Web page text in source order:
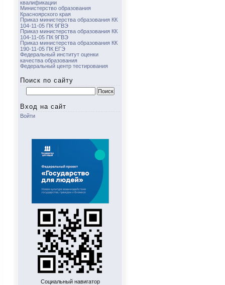
квалификации
Министерство образования
Красноярского края
Приказ министерства образования КК
104-11-05 ПК 9ГВЭ
Приказ министерства образования КК
104-11-05 ПК 9ГВЭ
Приказ министерства образования КК
190-11-05 ПК ЕГЭ
Федеральный институт оценки
качества образования
Федеральный центр тестирования
Поиск по сайту
Найти:
Вход на сайт
Войти
Социальный навигатор